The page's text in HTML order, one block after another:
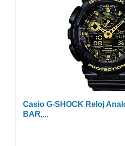
Casio G-SHOCK Reloj
BAR,...